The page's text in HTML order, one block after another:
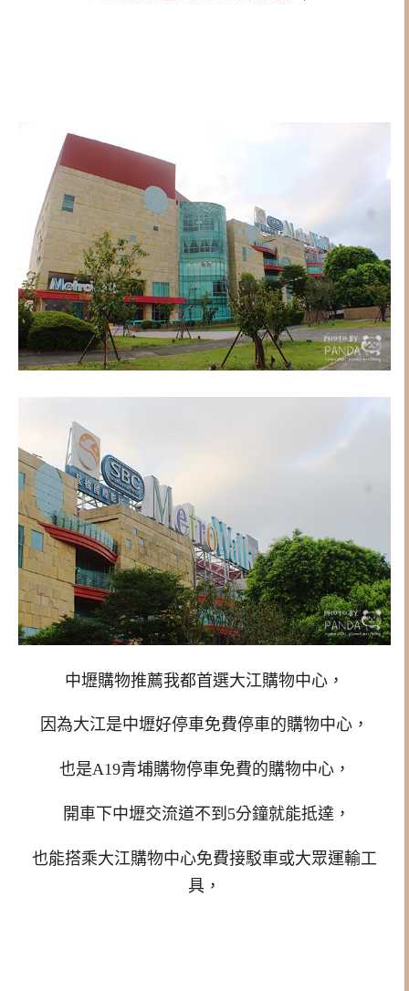
中壢購物推薦我都首選大江購物中心，
因為大江是中壢好停車免費停車的購物中心，
也是A19青埔購物停車免費的購物中心，
開車下中壢交流道不到5分鐘就能抵達，
也能搭乘大江購物中心免費接駁車或大眾運輸工
具，